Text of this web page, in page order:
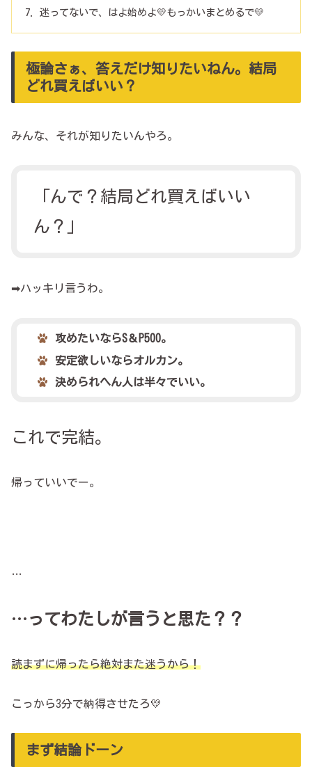
迷ってないで、はよ始めよ💛もっかいまとめるで💛
極論さぁ、答えだけ知りたいねん。結局
どれ買えばいい？
みんな、それが知りたいんやろ。
んで ？ 結局どれ買えばいい
ん？」
➡ハッキリ言うわ。
攻めたいならS＆P500。
安定欲しいならオルカン。
決められへん人は半々でいい。
これで完結。
帰っていいでー。
…
…ってわたしが言うと思た？？
読まずに帰ったら絶対また迷うから！
こっから3分で納得させたろ💛
まず結論ドーン